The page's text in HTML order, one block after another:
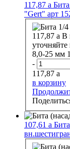
117,87 a
"Gert" арт
117,87 a В
8,0-25 мм
-
117,87 a
в корзину
107,61 a